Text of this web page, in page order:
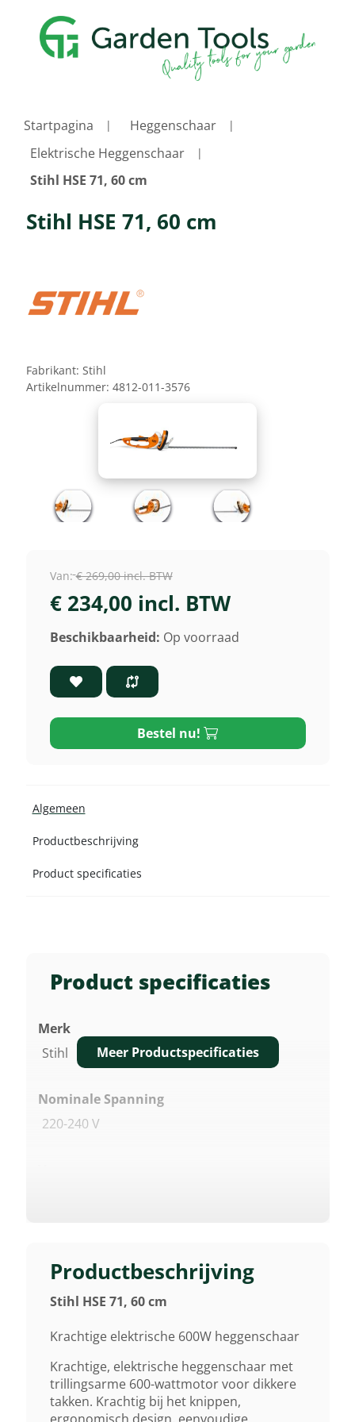
Startpagina
Heggenschaar
Elektrische Heggenschaar
Stihl HSE 71, 60 cm
Productbeschrijving
Stihl HSE 71, 60 cm
Krachtige elektrische 600W heggenschaar
Krachtige, elektrische heggenschaar met
trillingsarme 600-wattmotor voor dikkere
takken. Krachtig bij het knippen,
Product specificaties
Merk
Stihl
Nominale Spanning
220-240 V
4,2 Kg
Zaagbladlengte
60 Cm
Afstand Tussen De Tanden
36 Mm
Meer Productspecificaties
Stihl HSE 71, 60 cm
Fabrikant: Stihl
Artikelnummer: 4812-011-3576
Van: € 269,00 incl. BTW
€ 234,00 incl. BTW
Beschikbaarheid: Op voorraad
Bestel nu!
Algemeen
Productbeschrijving
Product specificaties